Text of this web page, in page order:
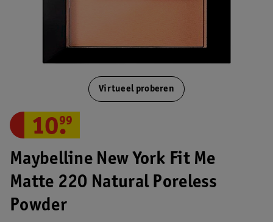
Virtueel proberen
Maybelline New York Fit Me
Matte 220 Natural Poreless
Powder
10.
99